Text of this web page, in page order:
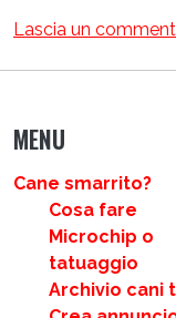
Lascia un
MENU
Cane smarrito?
Cosa fare
Microchip o
tatuaggio
Archivio cani